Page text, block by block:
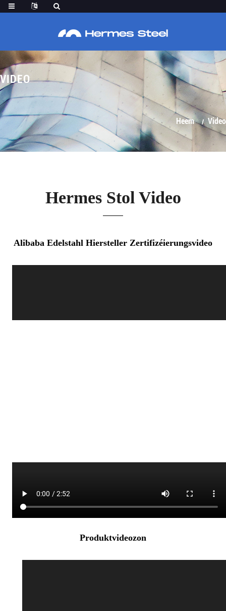
VIDEO
Heem Video
Hermes Stol Video
Alibaba Edelstahl Hiersteller Zertifizéierungsvideo
Produktvideozon